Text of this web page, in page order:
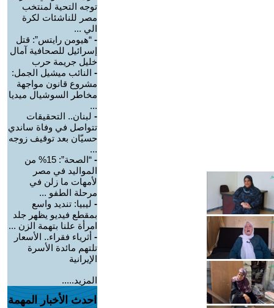
توجه التحية لمنتخب
مصر للناشئات لكرة
الي ...
- “هيومن رايتس”: قتل
إسرائيل للصحافية آمال
خليل جريمة حرب
- النائب ميشيل الجمل:
مشروع قانون مواجهة
مخاطر السوشيال ميديا
...
- لبنان.. التحقيقات
تتواصل في وفاة ساندي
حسيّان بعد توقيف زوجه
...
-
“الصحة”: 15% من
المواليد في مصر
لأمهات ما زلن في
مرحلة الطفو ...
- ليبيا: تنديد واسع
بمقطع فيديو يظهر جلد
امرأة علنا بتهمة الزن ...
- أثرياء فقراء.. الأسعار
تلتهم مائدة الأسرة
الإيرانية
المزيد.....
احدث الأخبار المهمة